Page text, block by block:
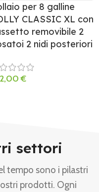
per 8 galline
CLASSIC XL con
removibile 2
2 nidi posteriori
€
settori
tempo sono i pilastri
prodotti. Ogni